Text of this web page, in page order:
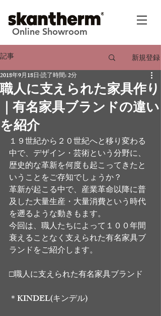
Online Showroom
記事 新規登録
職人に支えられた家具作り
｜有名家具ブランドの違い
を紹介
2018年9月18日 読了時間: 2分
１９世紀から２０世紀へと移り変わる
中で、デザイン・芸術という分野に、
歴史的な革新を何度も起こってきたと
いうことをご存知でしょうか？
革新が起こる中で、産業革命以降に普
及した大量生産・大量消費という時代
を遡るような動きもます。
今回は、職人たちによって１００年間
衰えることなく支えられた有名家具ブ
ランドをご紹介します。
□職人に支えられた有名家具ブランド
＊KINDEL(キンデル)